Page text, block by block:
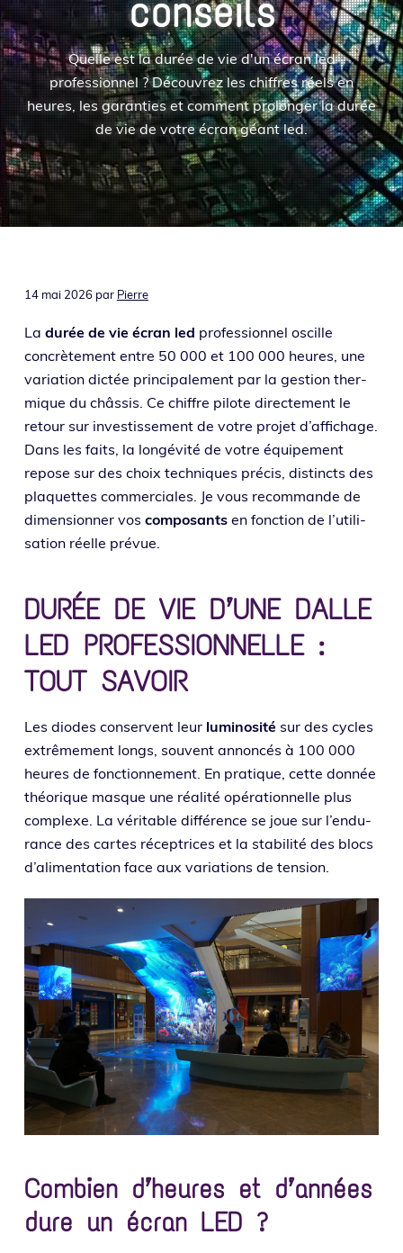
o
n
p
r
n
c
a
n
c
i
a
e
conseils
Quelle est la durée de vie d'un écran led
professionnel ? Découvrez les chiffres réels en
heures, les garanties et comment prolonger la durée
de vie de votre écran géant led.
14 mai 2026par Pierre
La durée de vie écran led pro­fes­sion­nel oscille
concrè­te­ment entre 50 000 et 100 000 heures, une
varia­tion dic­tée prin­ci­pa­le­ment par la ges­tion ther­
mique du châs­sis. Ce chiffre pilote direc­te­ment le
retour sur inves­tis­se­ment de votre pro­jet d’af­fi­chage.
Dans les faits, la lon­gé­vi­té de votre équi­pe­ment
repose sur des choix tech­niques pré­cis, dis­tincts des
pla­quettes com­mer­ciales. Je vous recom­mande de
dimen­sion­ner vos com­po­santsen fonc­tion de l’u­ti­li­
sa­tion réelle prévue.
DURÉE DE VIE D’UNE DALLE
LED PROFESSIONNELLE :
TOUT SAVOIR
Les diodes conservent leur lumi­no­si­té sur des cycles
extrê­me­ment longs, sou­vent annon­cés à 100 000
heures de fonc­tion­ne­ment. En pra­tique, cette don­née
théo­rique masque une réa­li­té opé­ra­tion­nelle plus
com­plexe. La véri­table dif­fé­rence se joue sur l’en­du­
rance des cartes récep­trices et la sta­bi­li­té des blocs
d’a­li­men­ta­tion face aux varia­tions de tension.
Combien d’heures et d’années
dure un écran LED ?